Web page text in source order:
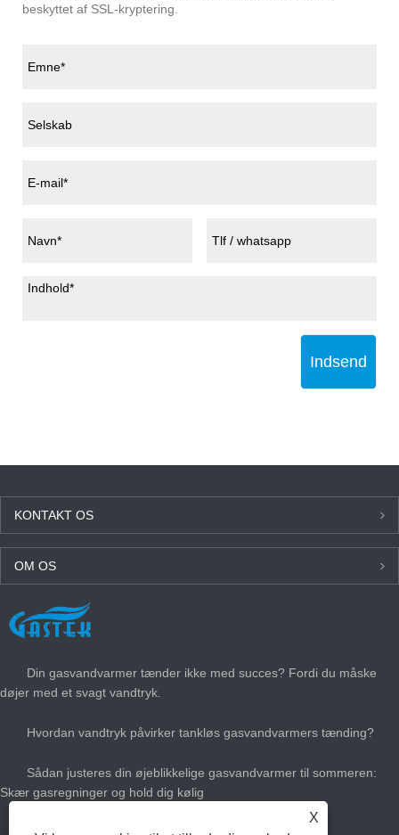
beskyttet af SSL-kryptering.
Indsend
KONTAKT OS
OM OS
SENESTE NYT
Din gasvandvarmer tænder ikke med succes? Fordi du måske
døjer med et svagt vandtryk.
Hvordan vandtryk påvirker tankløs gasvandvarmers tænding?
Sådan justeres din øjeblikkelige gasvandvarmer til sommeren:
Skær gasregninger og hold dig kølig
X